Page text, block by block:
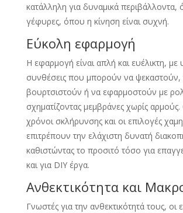
κατάλληλη για δυναμικά περιβάλλοντα,
γέφυρες, όπου η κίνηση είναι συχνή.
Εύκολη εφαρμογή
Η εφαρμογή είναι απλή και ευέλικτη, με
συνθέσεις που μπορούν να ψεκαστούν,
βουρτσιστούν ή να εφαρμοστούν με
σχηματίζοντας μεμβράνες χωρίς
χρόνοι σκλήρυνσης και οι επιλογές
επιτρέπουν την ελάχιστη δυνατή
καθιστώντας το προσιτό τόσο για
και για DIY έργα.
Ανθεκτικότητα και
Γνωστές για την ανθεκτικότητά τους, οι